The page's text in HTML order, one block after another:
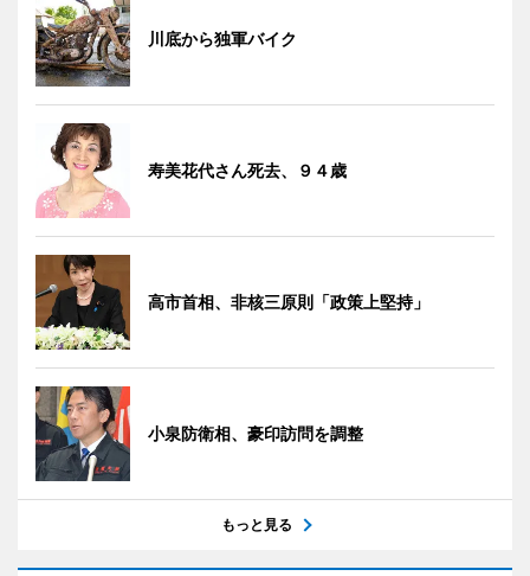
川底から独軍バイク
寿美花代さん死去、９４歳
高市首相、非核三原則「政策上堅持」
小泉防衛相、豪印訪問を調整
もっと見る